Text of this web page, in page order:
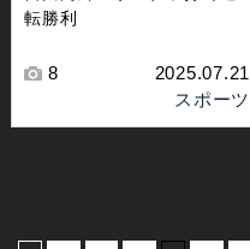
転勝利
8
2025.07.21
スポーツ